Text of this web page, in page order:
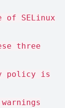
SELinux
three
policy is